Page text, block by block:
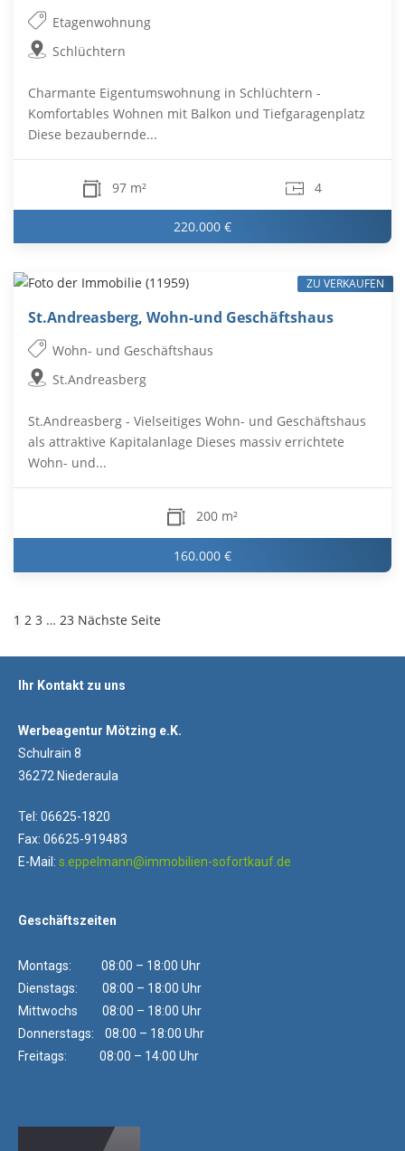
Etagenwohnung
Schlüchtern
Charmante Eigentumswohnung in Schlüchtern -
Komfortables Wohnen mit Balkon und Tiefgaragenplatz
Diese bezaubernde...
97 m² 4
220.000 €
St.Andreasberg, Wohn-und Geschäftshaus
Wohn- und Geschäftshaus
St.Andreasberg
St.Andreasberg - Vielseitiges Wohn- und Geschäftshaus
als attraktive Kapitalanlage Dieses massiv errichtete
Wohn- und...
200 m²
160.000 €
ZU VERKAUFEN
1 2 3 … 23 Nächste Seite
Ihr Kontakt zu uns
Werbeagentur Mötzing e.K.
Schulrain 8
36272 Niederaula
Tel: 06625-1820
Fax: 06625-919483
E-Mail: s.eppelmann@immobilien-sofortkauf.de
Geschäftszeiten
Montags: 08:00 – 18:00 Uhr
Dienstags: 08:00 – 18:00 Uhr
Mittwochs 08:00 – 18:00 Uhr
Donnerstags: 08:00 – 18:00 Uhr
Freitags: 08:00 – 14:00 Uhr